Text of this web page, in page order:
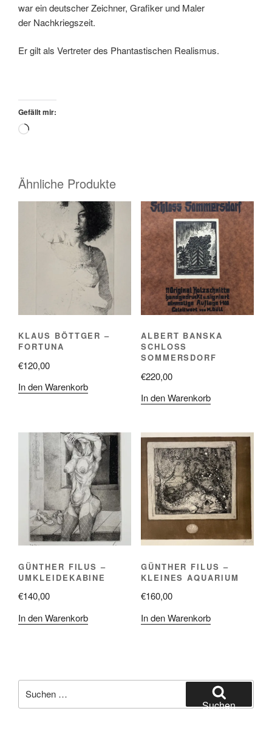
war ein deutscher Zeichner, Grafiker und Maler
der Nachkriegszeit.
Er gilt als Vertreter des Phantastischen Realismus.
Gefällt mir:
Wird
Ähnliche Produkte
KLAUS BÖTTGER –
FORTUNA
€120,00
In den Warenkorb
ALBERT BANSKA
SCHLOSS
SOMMERSDORF
€220,00
In den Warenkorb
GÜNTHER FILUS –
UMKLEIDEKABINE
€140,00
In den Warenkorb
GÜNTHER FILUS –
KLEINES AQUARIUM
€160,00
In den Warenkorb
nach:
Suchen